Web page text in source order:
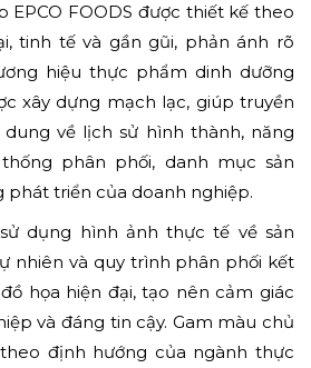
EPCO FOODS được thiết kế theo
tinh tế và gần gũi, phản ánh rõ
hiệu thực phẩm dinh dưỡng
xây dựng mạch lạc, giúp truyền
về lịch sử hình thành, năng
phân phối, danh mục sản
phát triển của doanh nghiệp.
dụng hình ảnh thực tế về sản
nhiên và quy trình phân phối kết
họa hiện đại, tạo nên cảm giác
và đáng tin cậy. Gam màu chủ
định hướng của ngành thực